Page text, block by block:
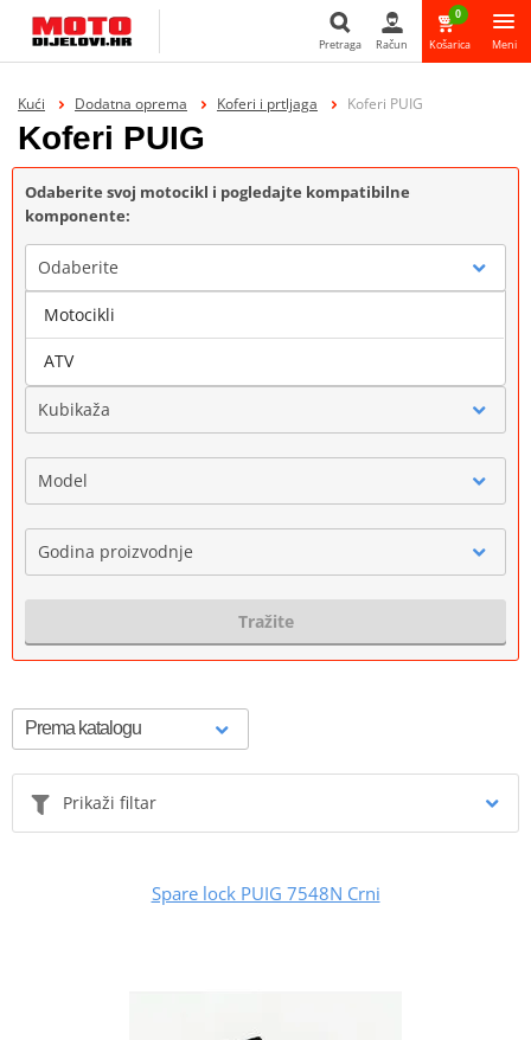
Pretraga Račun
0
Košarica Meni
Kući Dodatna oprema Koferi i prtljaga Koferi PUIG
Koferi PUIG
Odaberite svoj motocikl i pogledajte kompatibilne
komponente:
Odaberite
Marka
Kubikaža
Model
Godina proizvodnje
Tražite
Prikaži filtar
Spare lock PUIG 7548N Crni
Motocikli
ATV